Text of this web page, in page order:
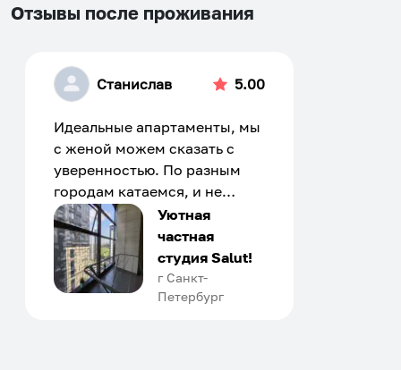
Отзывы после проживания
Станислав 5.00
Идеальные апартаменты, мы
с женой можем сказать с
уверенностью. По разным
городам катаемся, и не
только в России. Сервис на
отличном уровне. Хозяин
апартаментов доброй души
человек, всегда можно
договориться, подскажет
Уютная
частная
студия Salut!
г Санкт-
Петербург